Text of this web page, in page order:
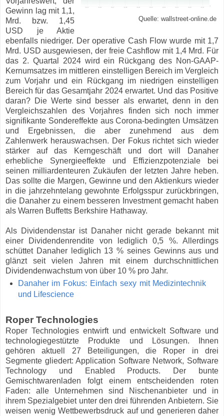
Quelle: wallstreet-online.de
Gewinn lag mit 1,1,
Mrd. bzw. 1,45
USD je Aktie
ebenfalls niedriger. Der operative Cash Flow wurde mit 1,7
Mrd. USD ausgewiesen, der freie Cashflow mit 1,4 Mrd. Für
das 2. Quartal 2024 wird ein Rückgang des Non-GAAP-
Kernumsatzes im mittleren einstelligen Bereich im Vergleich
zum Vorjahr und ein Rückgang im niedrigen einstelligen
Bereich für das Gesamtjahr 2024 erwartet. Und das Positive
daran? Die Werte sind besser als erwartet, denn in den
Vergleichszahlen des Vorjahres finden sich noch immer
signifikante Sondereffekte aus Corona-bedingten Umsätzen
und Ergebnissen, die aber zunehmend aus dem
Zahlenwerk herauswachsen. Der Fokus richtet sich wieder
stärker auf das Kerngeschäft und dort will Danaher
erhebliche Synergieeffekte und Effizienzpotenziale bei
seinen milliardenteuren Zukäufen der letzten Jahre heben.
Das sollte die Margen, Gewinne und den Aktienkurs wieder
in die jahrzehntelang gewohnte Erfolgsspur zurückbringen,
die Danaher zu einem besseren Investment gemacht haben
als Warren Buffetts Berkshire Hathaway.
Als Dividendenstar ist Danaher nicht gerade bekannt mit
einer Dividendenrendite von lediglich 0,5 %. Allerdings
schüttet Danaher lediglich 13 % seines Gewinns aus und
glänzt seit vielen Jahren mit einem durchschnittlichen
Dividendenwachstum von über 10 % pro Jahr.
Danaher im Fokus: Einfach sexy mit Medizintechnik
und Lifescience
Roper Technologies
Roper Technologies entwirft und entwickelt Software und
technologiegestützte Produkte und Lösungen. Ihnen
gehören aktuell 27 Beteiligungen, die Roper in drei
Segmente gliedert: Application Software Network, Software
Technology und Enabled Products. Der bunte
Gemischtwarenladen folgt einem entscheidenden roten
Faden: alle Unternehmen sind Nischenanbieter und in
ihrem Spezialgebiet unter den drei führenden Anbietern. Sie
weisen wenig Wettbewerbsdruck auf und generieren daher